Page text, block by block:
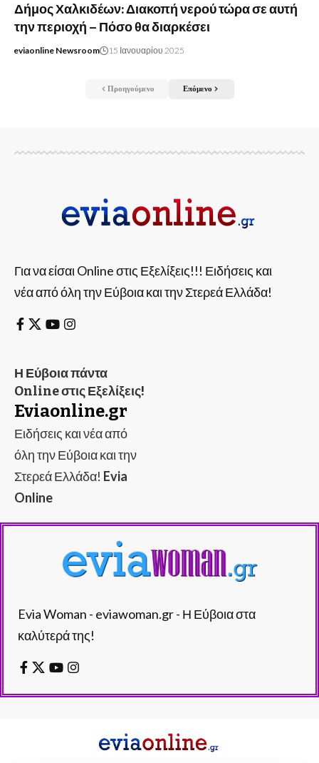
Δήμος Χαλκιδέων: Διακοπή νερού τώρα σε αυτή
την περιοχή – Πόσο θα διαρκέσει
eviaonline Newsroom 15 Ιανουαρίου 2025
Προηγούμενο Επόμενο
Για να είσαι Online στις Εξελίξεις!!! Ειδήσεις και
νέα από όλη την Εύβοια και την Στερεά Ελλάδα!
Η Εύβοια πάντα
Online στις Εξελίξεις!
Eviaonline.gr
Ειδήσεις και νέα από
όλη την Εύβοια και την
Στερεά Ελλάδα! Evia
Online
Evia Woman - eviawoman.gr - Η Εύβοια στα
καλύτερά της!